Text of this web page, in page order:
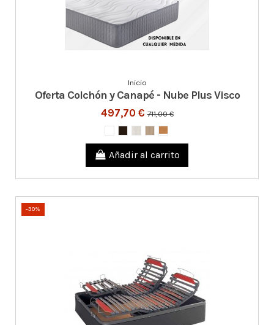
Inicio
Oferta Colchón y Canapé - Nube Plus Visco
497,70 €711,00 €
Añadir al carrito
-30%